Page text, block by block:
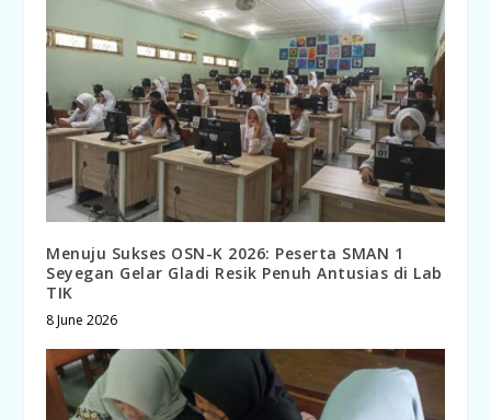
Menuju Sukses OSN-K 2026: Peserta SMAN 1
Seyegan Gelar Gladi Resik Penuh Antusias di Lab
TIK
8 June 2026